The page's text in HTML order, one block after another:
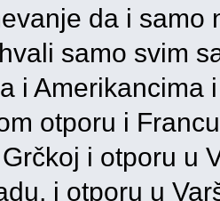
da i samo
samo svim
i Amerikancima
otporu i
i otporu u
i otporu u